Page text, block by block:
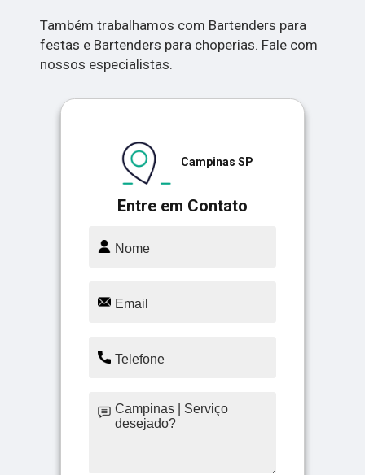
Também trabalhamos com Bartenders para
festas e Bartenders para choperias. Fale com
nossos especialistas.
Entre em Contato
Campinas SP